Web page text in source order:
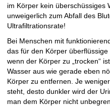
im Körper kein überschüssiges
unweigerlich zum Abfall des
Ultrafiltrationsrate!
Bei Menschen mit
das für den Körper
wenn der Körper zu „trocken“
Wasser aus wie gerade eben
Körper zu entfernen. Je
steht, desto dunkler wird der
man dem Körper nicht